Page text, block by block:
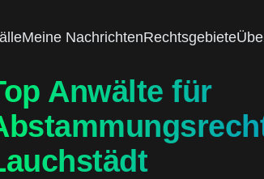
Meine NachrichtenRechtsgebiete
Anwälte für